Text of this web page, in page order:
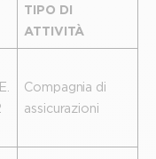
TIPO DI
ATTIVITÀ
Compagnia di
assicurazioni